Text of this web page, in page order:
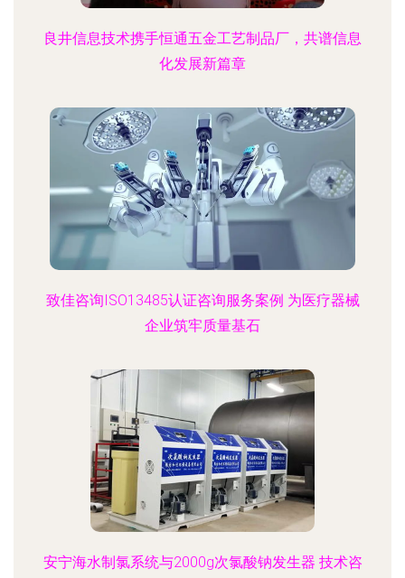
良井信息技术携手恒通五金工艺制品厂，共谱信息
化发展新篇章
致佳咨询ISO13485认证咨询服务案例 为医疗器械
企业筑牢质量基石
安宁海水制氯系统与2000g次氯酸钠发生器 技术咨